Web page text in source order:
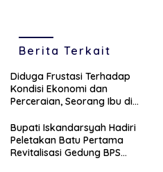
Berita Terkait
Diduga Frustasi Terhadap
Kondisi Ekonomi dan
Perceraian, Seorang Ibu di
Anaknya Sendiri
Bupati Iskandarsyah Hadiri
Peletakan Batu Pertama
Revitalisasi Gedung BPS